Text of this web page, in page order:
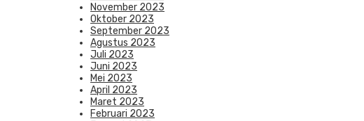
November 2023
Oktober 2023
September 2023
Agustus 2023
Juli 2023
Juni 2023
Mei 2023
April 2023
Maret 2023
Februari 2023